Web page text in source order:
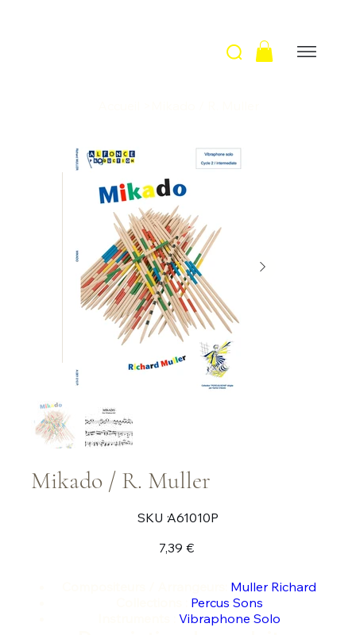
Mikado / R. Muller
SKU :SKU
A61010P
A61010P
7,39 €
Muller Richard
Percus Sons
Vibraphone Solo